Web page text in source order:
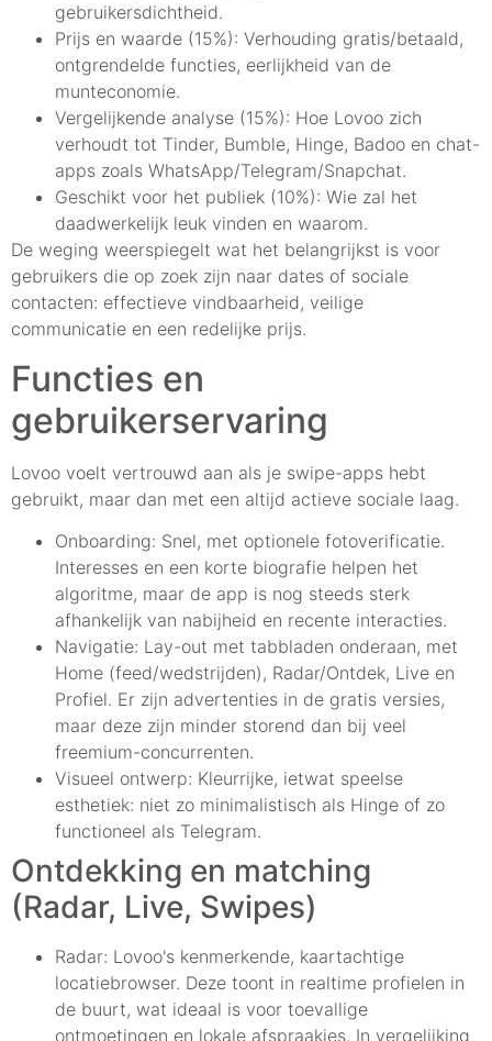
gebruikersdichtheid.
Prijs en waarde (15%): Verhouding gratis/betaald,
ontgrendelde functies, eerlijkheid van de
munteconomie.
Vergelijkende analyse (15%): Hoe Lovoo zich
verhoudt tot Tinder, Bumble, Hinge, Badoo en chat-
apps zoals WhatsApp/Telegram/Snapchat.
Geschikt voor het publiek (10%): Wie zal het
daadwerkelijk leuk vinden en waarom.
De weging weerspiegelt wat het belangrijkst is voor
gebruikers die op zoek zijn naar dates of sociale
contacten: effectieve vindbaarheid, veilige
communicatie en een redelijke prijs.
Functies en
gebruikerservaring
Lovoo voelt vertrouwd aan als je swipe-apps hebt
gebruikt, maar dan met een altijd actieve sociale laag.
Onboarding: Snel, met optionele fotoverificatie.
Interesses en een korte biografie helpen het
algoritme, maar de app is nog steeds sterk
afhankelijk van nabijheid en recente interacties.
Navigatie: Lay-out met tabbladen onderaan, met
Home (feed/wedstrijden), Radar/Ontdek, Live en
Profiel. Er zijn advertenties in de gratis versies,
maar deze zijn minder storend dan bij veel
freemium-concurrenten.
Visueel ontwerp: Kleurrijke, ietwat speelse
esthetiek: niet zo minimalistisch als Hinge of zo
functioneel als Telegram.
Ontdekking en matching
(Radar, Live, Swipes)
Radar: Lovoo's kenmerkende, kaartachtige
locatiebrowser. Deze toont in realtime profielen in
de buurt, wat ideaal is voor toevallige
ontmoetingen en lokale afspraakjes. In vergelijking